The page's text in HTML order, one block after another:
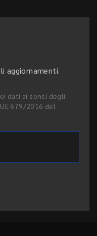
aggiornamenti.
dati ai sensi degli
679/2016 del